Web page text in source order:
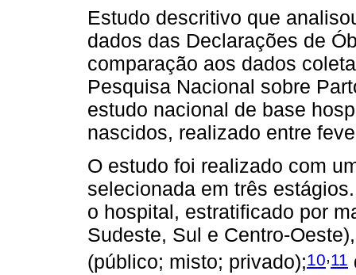
Estudo descritivo que
dados das Declarações de
comparação aos dados
Pesquisa Nacional sobre
estudo nacional de base
nascidos, realizado entre
O estudo foi realizado com
selecionada em três
o hospital, estratificado por
Sudeste, Sul e Centro-
(público; misto; privado);10,11